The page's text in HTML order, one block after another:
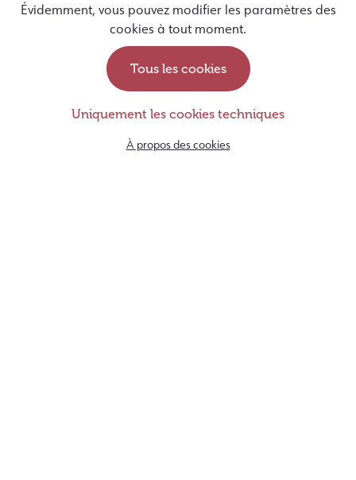
sa politique de protection des données disponible ici.
Devenir famille d’accueil
Soutenir les chiens guides
Évidemment, vous pouvez modifier les paramètres des
cookies à tout moment.
Tous les cookies
Uniquement les cookies techniques
À propos des cookies